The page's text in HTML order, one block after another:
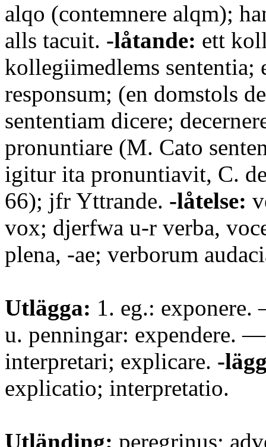
alqo (contemnere alqm);
alls tacuit. -låtande: ett
kollegiimedlems sententia;
responsum; (en domstols
sententiam dicere;
pronuntiare (M. Cato
igitur ita pronuntiavit, C.
66); jfr Yttrande. -låtelse:
vox; djerfwa u-r verba,
plena, -ae; verborum
Utlägga: 1. eg.:
u. penningar: expendere.
interpretari; explicare. -
explicatio; interpretatio.
Utländing: peregrinus;